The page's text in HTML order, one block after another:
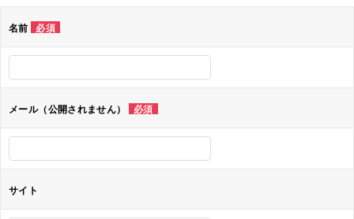
シ
ョ
ン
名前 必須
メール（公開されません） 必須
サイト